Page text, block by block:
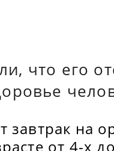
что его
завтрак на
от 4-х